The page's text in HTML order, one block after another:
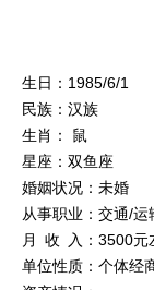
生日：1985/6/1
民族：汉族
生肖： 鼠
星座：双鱼座
婚姻状况：未婚
从事职业：交通/运
月 收 入：3500元
单位性质：个体经